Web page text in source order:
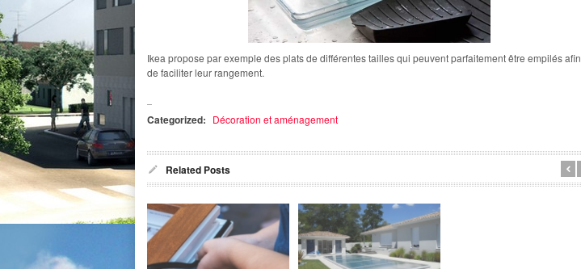
Ikea propose par exemple des plats de différentes tailles qui peuvent parfaitement être empilés afin
de faciliter leur rangement.
Categorized: Décoration et aménagement
Related Posts